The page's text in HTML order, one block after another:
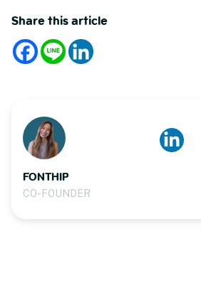
Share this article
FONTHIP
CO-FOUNDER